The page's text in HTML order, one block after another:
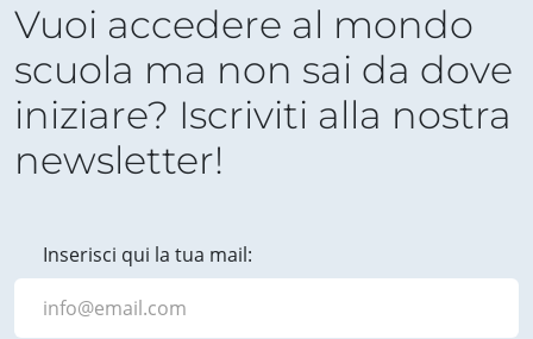
Vuoi accedere al mondo
scuola ma non sai da dove
iniziare? Iscriviti alla nostra
newsletter!
Inserisci qui la tua mail: